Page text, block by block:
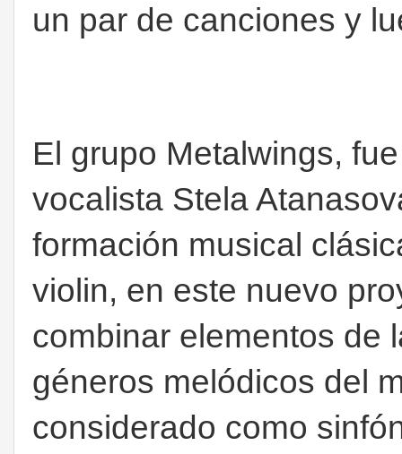
un par de canciones y
El grupo Metalwings,
vocalista Stela
formación musical
violin, en este nuevo
combinar elementos de
géneros melódicos del
considerado como